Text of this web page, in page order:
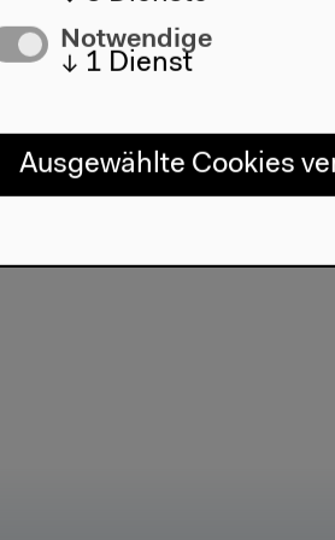
Andrade
Notwendige
↓ 1 Dienst
Ausgewählte Cookies